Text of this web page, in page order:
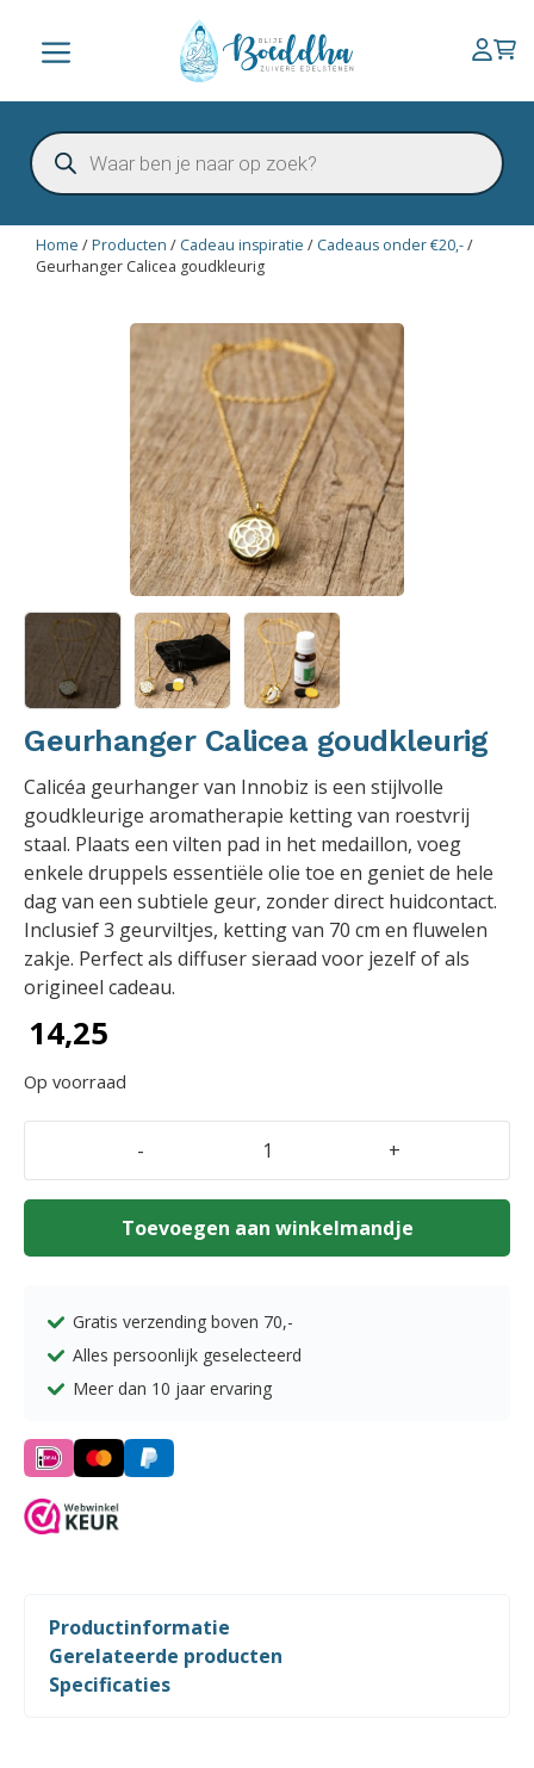
inhoud
Menu
Producten
zoeken
Home /Producten / Cadeau inspiratie / Cadeaus onder €20,-/
Geurhanger Calicea goudkleurig
Geurhanger Calicea goudkleurig
Calicéa geurhanger van Innobiz is een stijlvolle
goudkleurige aromatherapie ketting van roestvrij
staal. Plaats een vilten pad in het medaillon, voeg
enkele druppels essentiële olie toe en geniet de hele
dag van een subtiele geur, zonder direct huidcontact.
Inclusief 3 geurviltjes, ketting van 70 cm en fluwelen
zakje. Perfect als diffuser sieraad voor jezelf of als
origineel cadeau.
14,25
Op voorraad
-
goudkleurig
aantal
+
Toevoegen aan winkelmandje
Gratis verzending boven 70,-
Alles persoonlijk geselecteerd
Meer dan 10 jaar ervaring
Productinformatie
Gerelateerde producten
Specificaties